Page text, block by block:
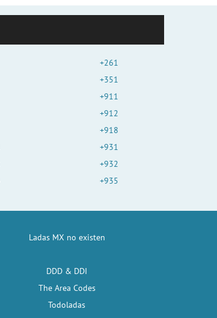
+261
+351
+911
+912
+918
+931
+932
+935
Ladas MX no existen
DDD & DDI
The Area Codes
Todoladas